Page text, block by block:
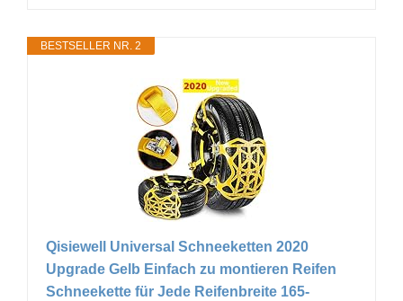
BESTSELLER NR. 2
Qisiewell Universal Schneeketten 2020
Upgrade Gelb Einfach zu montieren Reifen
Schneekette für Jede Reifenbreite 165-